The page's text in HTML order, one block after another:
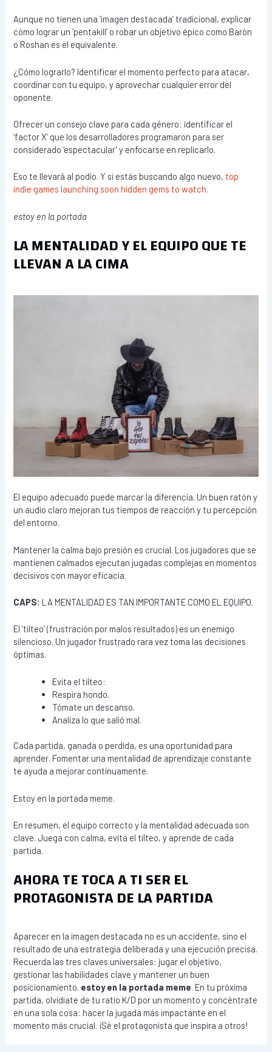
Aunque no tienen una ‘imagen destacada’ tradicional, explicar
cómo lograr un ‘pentakill’ o robar un objetivo épico como Barón
o Roshan es el equivalente.
¿Cómo lograrlo? Identificar el momento perfecto para atacar,
coordinar con tu equipo, y aprovechar cualquier error del
oponente.
Ofrecer un consejo clave para cada género: identificar el
‘factor X’ que los desarrolladores programaron para ser
considerado ‘espectacular’ y enfocarse en replicarlo.
Eso te llevará al podio. Y si estás buscando algo nuevo,top
indie games launching soon hidden gems to watch.
estoy en la portada
LA MENTALIDAD Y EL EQUIPO QUE TE
LLEVAN A LA CIMA
El equipo adecuado puede marcar la diferencia. Un buen ratón y
un audio claro mejoran tus tiempos de reacción y tu percepción
del entorno.
Mantener la calma bajo presión es crucial. Los jugadores que se
mantienen calmados ejecutan jugadas complejas en momentos
decisivos con mayor eficacia.
CAPS: LA MENTALIDAD ES TAN IMPORTANTE COMO EL EQUIPO.
El ’tilteo’ (frustración por malos resultados) es un enemigo
silencioso. Un jugador frustrado rara vez toma las decisiones
óptimas.
Evita el tilteo:
Respira hondo.
Tómate un descanso.
Analiza lo que salió mal.
Cada partida, ganada o perdida, es una oportunidad para
aprender. Fomentar una mentalidad de aprendizaje constante
te ayuda a mejorar continuamente.
Estoy en la portada meme.
En resumen, el equipo correcto y la mentalidad adecuada son
clave. Juega con calma, evita el tilteo, y aprende de cada
partida.
AHORA TE TOCA A TI SER EL
PROTAGONISTA DE LA PARTIDA
Aparecer en la imagen destacada no es un accidente, sino el
resultado de una estrategia deliberada y una ejecución precisa.
Recuerda las tres claves universales: jugar el objetivo,
gestionar las habilidades clave y mantener un buen
posicionamiento. estoy en la portada meme . En tu próxima
partida, olvídiate de tu ratio K/D por un momento y concéntrate
en una sola cosa: hacer la jugada más impactante en el
momento más crucial. ¡Sé el protagonista que inspira a otros!